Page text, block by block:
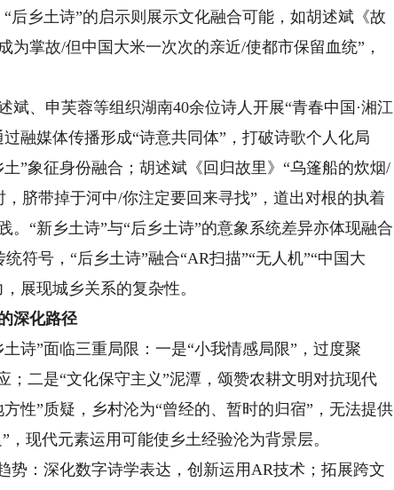
后乡土诗”的启示则展示文化融合可能，如胡述斌《故
为掌故/但中国大米一次次的亲近/使都市保留血统”，
、申芙蓉等组织湖南40余位诗人开展“青春中国·湘江
融媒体传播形成“诗意共同体”，打破诗歌个人化局
”象征身份融合；胡述斌《回归故里》“乌篷船的炊烟/
脐带掉于河中/你注定要回来寻找”，道出对根的执着
“新乡土诗”与“后乡土诗”的意象系统差异亦体现融合
符号，“后乡土诗”融合“AR扫描”“无人机”“中国大
展现城乡关系的复杂性。
深化路径
”面临三重局限：一是“小我情感局限”，过度聚
；二是“文化保守主义”泥潭，颂赞农耕文明对抗现代
性”质疑，乡村沦为“曾经的、暂时的归宿”，无法提供
现代元素运用可能使乡土经验沦为背景层。
：深化数字诗学表达，创新运用AR技术；拓展跨文